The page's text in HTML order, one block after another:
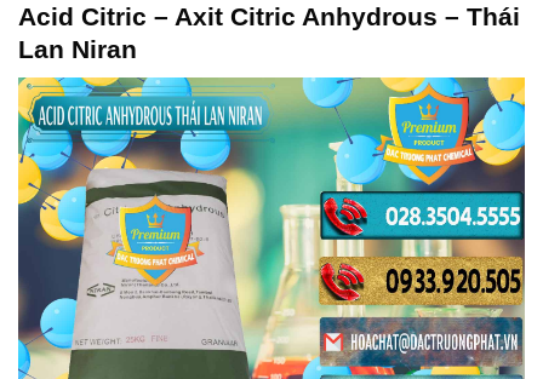
Acid Citric – Axit Citric Anhydrous – Thái
Lan Niran